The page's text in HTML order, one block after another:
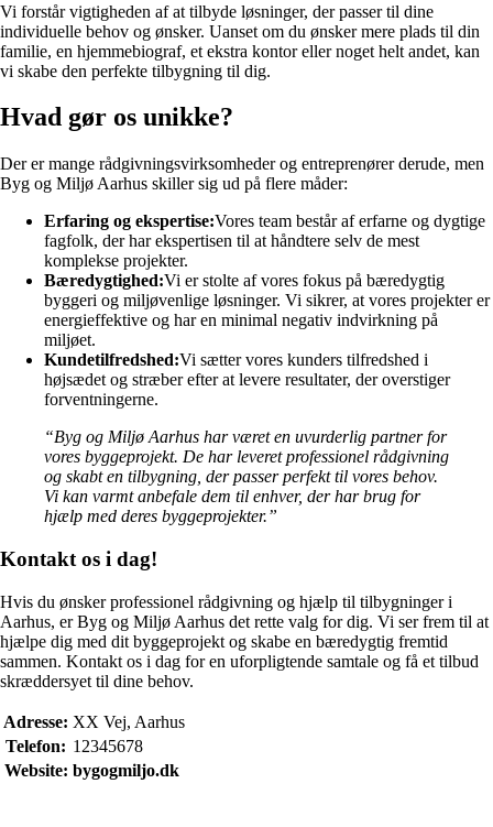
Vi forstår vigtigheden af at tilbyde løsninger, der passer til dine
individuelle behov og ønsker. Uanset om du ønsker mere plads til din
familie, en hjemmebiograf, et ekstra kontor eller noget helt andet, kan
vi skabe den perfekte tilbygning til dig.
Hvad gør os unikke?
Der er mange rådgivningsvirksomheder og entreprenører derude, men
Byg og Miljø Aarhus skiller sig ud på flere måder:
Erfaring og ekspertise:Vores team består af erfarne og dygtige
fagfolk, der har ekspertisen til at håndtere selv de mest
komplekse projekter.
Bæredygtighed:Vi er stolte af vores fokus på bæredygtig
byggeri og miljøvenlige løsninger. Vi sikrer, at vores projekter er
energieffektive og har en minimal negativ indvirkning på
miljøet.
Kundetilfredshed:Vi sætter vores kunders tilfredshed i
højsædet og stræber efter at levere resultater, der overstiger
forventningerne.
“Byg og Miljø Aarhus har været en uvurderlig partner for
vores byggeprojekt. De har leveret professionel rådgivning
og skabt en tilbygning, der passer perfekt til vores behov.
Vi kan varmt anbefale dem til enhver, der har brug for
hjælp med deres byggeprojekter.”
Kontakt os i dag!
Hvis du ønsker professionel rådgivning og hjælp til tilbygninger i
Aarhus, er Byg og Miljø Aarhus det rette valg for dig. Vi ser frem til at
hjælpe dig med dit byggeprojekt og skabe en bæredygtig fremtid
sammen. Kontakt os i dag for en uforpligtende samtale og få et tilbud
skræddersyet til dine behov.
Adresse: XX Vej, Aarhus
Telefon: 12345678
Website: bygogmiljo.dk